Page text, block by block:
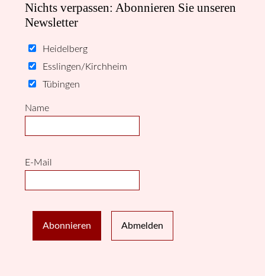
Nichts verpassen: Abonnieren Sie unseren
Newsletter
Heidelberg
Esslingen/Kirchheim
Tübingen
Name
E-Mail
Abonnieren Abmelden